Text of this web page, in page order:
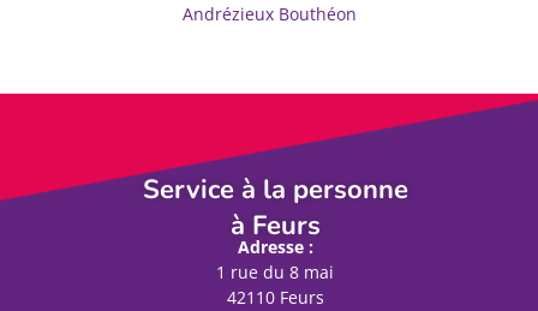
Andrézieux Bouthéon
Service à la personne
à Feurs
Adresse :
1 rue du 8 mai
42110 Feurs